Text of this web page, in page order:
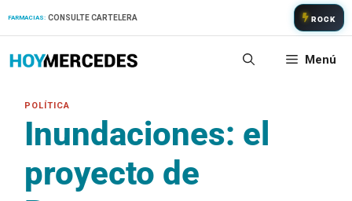
FARMACIAS: CONSULTE CARTELERA ROCK
Menú
Inundaciones: el
proyecto de